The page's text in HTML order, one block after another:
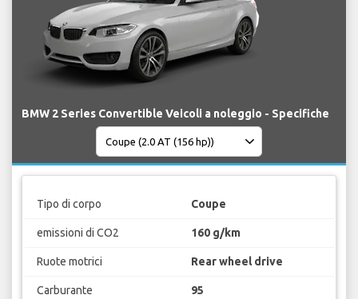
BMW 2 Series Convertible Veicoli a noleggio - Specifiche
Tipo di corpo Coupe
emissioni di CO2 160 g/km
Ruote motrici Rear wheel drive
Carburante 95